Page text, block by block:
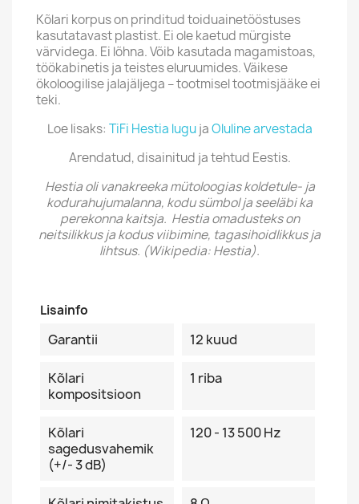
Kõlari korpus on prinditud toiduainetööstuses
kasutatavast plastist. Ei ole kaetud mürgiste
värvidega. Ei lõhna. Võib kasutada magamistoas,
töökabinetis ja teistes eluruumides. Väikese
ökoloogilise jalajäljega – tootmisel tootmisjääke ei
teki.
Loe lisaks: TiFi Hestia lugujaOluline arvestada
Arendatud, disainitud ja tehtud Eestis.
Hestia oli vanakreeka mütoloogias koldetule- ja
kodurahujumalanna, kodu sümbol ja seeläbi ka
perekonna kaitsja. Hestia omadusteks on
neitsilikkus ja kodus viibimine, tagasihoidlikkus ja
lihtsus. (Wikipedia: Hestia).
Lisainfo
Garantii 12 kuud
Kõlari
kompositsioon
1 riba
Kõlari
sagedusvahemik
(+/- 3 dB)
120 - 13 500 Hz